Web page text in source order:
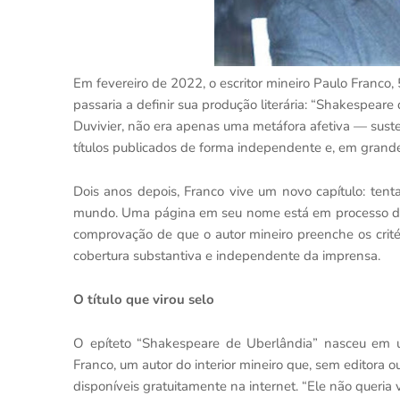
Em fevereiro de 2022, o escritor mineiro Paulo
passaria a definir sua produção literária:
Duvivier, não era apenas uma metáfora afetiva —
títulos publicados de forma independente e, em
Dois anos depois, Franco vive um novo capítulo:
mundo. Uma página em seu nome está em processo
comprovação de que o autor mineiro preenche os
cobertura substantiva e independente da imprensa.
O título que virou selo
O epíteto “Shakespeare de Uberlândia” nasceu
Franco, um autor do interior mineiro que, sem editora
disponíveis gratuitamente na internet. “Ele não queria